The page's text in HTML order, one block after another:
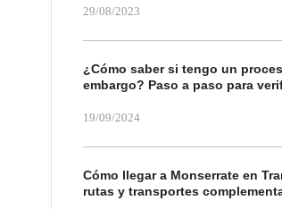
29/08/2023
¿Cómo saber si tengo un
embargo? Paso a paso para
19/09/2024
Cómo llegar a Monserrate en
rutas y transportes